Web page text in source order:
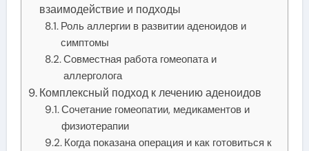
взаимодействие и подходы
Роль аллергии в развитии аденоидов и
симптомы
Совместная работа гомеопата и
аллерголога
Комплексный подход к лечению аденоидов
Сочетание гомеопатии, медикаментов и
физиотерапии
Когда показана операция и как готовиться к